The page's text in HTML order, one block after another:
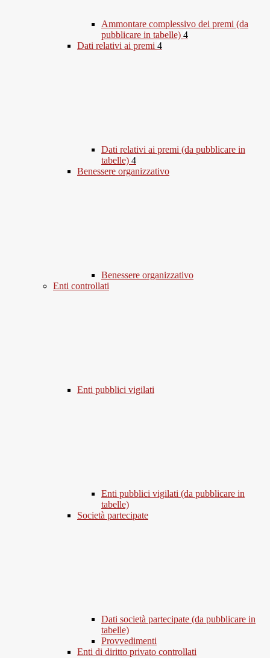
Ammontare complessivo dei premi (da
pubblicare in tabelle) 4
Dati relativi ai premi 4
Dati relativi ai premi (da pubblicare in
tabelle) 4
Benessere organizzativo
Benessere organizzativo
Enti controllati
Enti pubblici vigilati
Enti pubblici vigilati (da pubblicare in
tabelle)
Società partecipate
Dati società partecipate (da pubblicare in
tabelle)
Provvedimenti
Enti di diritto privato controllati